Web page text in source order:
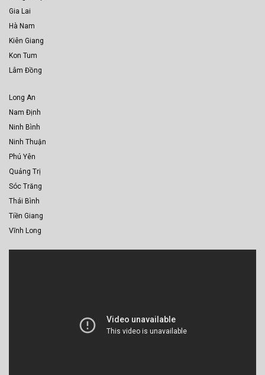
Gia Lai
Hà Nam
Kiên Giang
Kon Tum
Lâm Đồng
Long An
Nam Định
Ninh Bình
Ninh Thuận
Phú Yên
Quảng Trị
Sóc Trăng
Thái Bình
Tiền Giang
Vĩnh Long